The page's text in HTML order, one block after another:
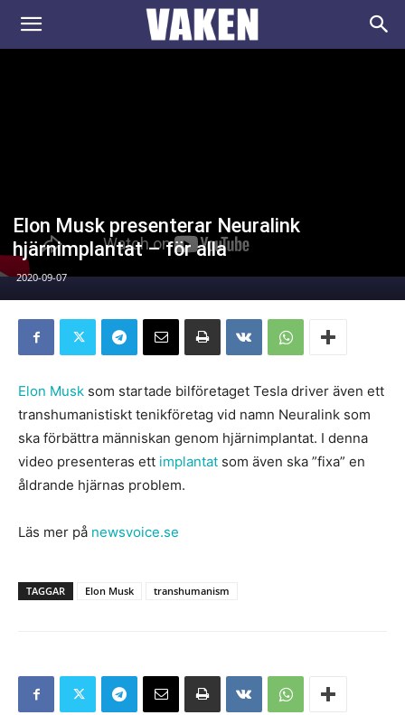
VAKEN.se
Elon Musk presenterar Neuralink
hjärnimplantat – för alla
2020-09-07
Elon Musk som startade bilföretaget Tesla driver även ett
transhumanistiskt tenikföretag vid namn Neuralink som
ska förbättra människan genom hjärnimplantat. I denna
video presenteras ett implantat som även ska ”fixa” en
åldrande hjärnas problem.
Läs mer på newsvoice.se
TAGGAR Elon Musk transhumanism